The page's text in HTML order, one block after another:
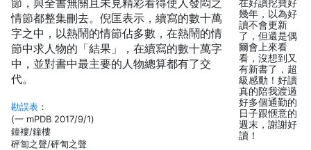
節，與全書無關且未見精彩看得使人發悶之
情節都整集刪去。倪匡表示，續寫的數十萬
字之中，以熱鬧的情節佔多數，在熱鬧的情
節中求人物的「結果」，在續寫的數十萬字
中，並對書中最主要的人物總算都有了交
代。
勘誤表 ：
(一 mPDB 2017/9/1)
鐘褸/鐘樓
砰匐之聲/砰訇之聲
在好讀挖寶好
幾年，以為好
讀不會更新
了，但還是偶
爾會上來看
看，沒想到又
有新書了，超
級感動！好讀
真的陪我渡過
好多個通勤的
日子跟愜意的
週末，謝謝好
讀！